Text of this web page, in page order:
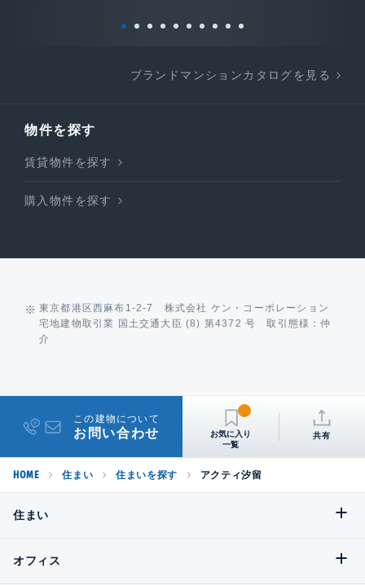
ブランドマンションカタログを見る
物件を探す
賃貸物件を探す
購入物件を探す
東京都港区西麻布1-2-7 株式会社 ケン・コーポレーション
宅地建物取引業 国土交通大臣 (8) 第4372 号 取引態様：仲
介
この建物について
お問い合わせ 共有
HOME 住まい 住まいを探す アクティ汐留
住まい
オフィス